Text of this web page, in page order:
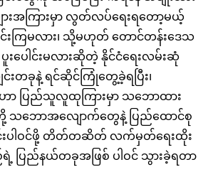
ျားအကြားမှာ လွတ်လပ်ရေးရတော့မယ့်
င်းကြမလား၊ သို့မဟုတ် တောင်တန်းဒေသ
းပေါင်းမလားဆိုတဲ့ နိုင်ငံရေးလမ်းဆုံ
တခုနဲ့ ရင်ဆိုင်ကြုံတွေ့ခဲ့ရပြီး၊
ာ ပြည်သူလူထုကြားမှာ သဘောထား
သဘောအလျောက်တွေနဲ့ ပြည်ထောင်စု
င်းပါဝင်ဖို့ တိတ်တဆိတ် လက်မှတ်ရေးထိုး
ပြည်နယ်တခုအဖြစ် ပါဝင် သွားခဲ့ရတာ